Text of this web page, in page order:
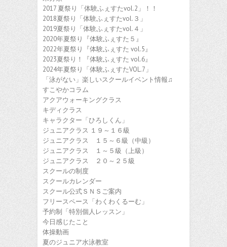
2017 夏祭り「体験ふぇすたvol.2」！！
2018夏祭り「体験ふぇすたvol.３」
2019夏祭り「体験ふぇすたvol.４」
2020年夏祭り『体験ふぇすた５』
2022年夏祭り『体験ふぇすた vol.5』
2023夏祭り！『体験ふぇすた vol.6』
2024年夏祭り「体験ふぇすたVOL.7」
「泳がない」楽しいスクールイベント情報♫
すこやかコラム
アクアウォーキングクラス
キディクラス
キャラクター「ひろしくん」
ジュニアクラス １９～１６級
ジュニアクラス １５～６級（中級）
ジュニアクラス １～５級（上級）
ジュニアクラス ２０～２５級
スクールの制度
スクールカレンダー
スクール公式ＳＮＳご案内
フリースペース「わくわくるーむ」
予約制「特別個人レッスン」
今日感じたこと
体操動画
夏のジュニア水泳教室